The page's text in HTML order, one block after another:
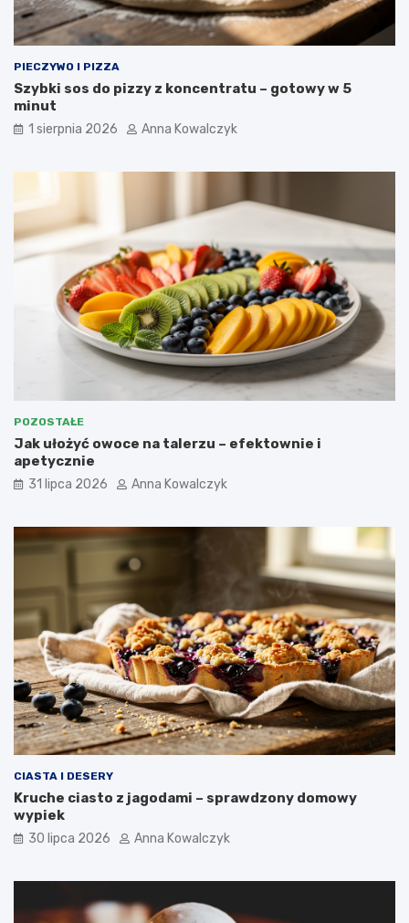
PIECZYWO I PIZZA
Szybki sos do pizzy z koncentratu – gotowy w 5
minut
1 sierpnia 2026 Anna Kowalczyk
POZOSTAŁE
Jak ułożyć owoce na talerzu – efektownie i
apetycznie
31 lipca 2026 Anna Kowalczyk
CIASTA I DESERY
Kruche ciasto z jagodami – sprawdzony domowy
wypiek
30 lipca 2026 Anna Kowalczyk